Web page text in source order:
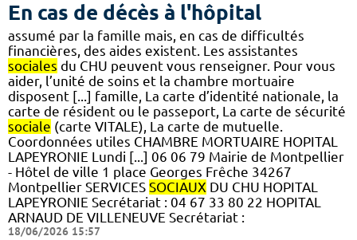
En cas de décès à l'hôpital
assumé par la famille mais, en cas de difficultés
financières, des aides existent. Les assistantes
sociales du CHU peuvent vous renseigner. Pour vous
aider, l’unité de soins et la chambre mortuaire
disposent [...] famille, La carte d’identité nationale, la
carte de résident ou le passeport, La carte de sécurité
sociale (carte VITALE), La carte de mutuelle.
Coordonnées utiles CHAMBRE MORTUAIRE HOPITAL
LAPEYRONIE Lundi [...] 06 06 79 Mairie de Montpellier
- Hôtel de ville 1 place Georges Frêche 34267
Montpellier SERVICES SOCIAUX DU CHU HOPITAL
LAPEYRONIE Secrétariat : 04 67 33 80 22 HOPITAL
ARNAUD DE VILLENEUVE Secrétariat :
18/06/2026 15:57